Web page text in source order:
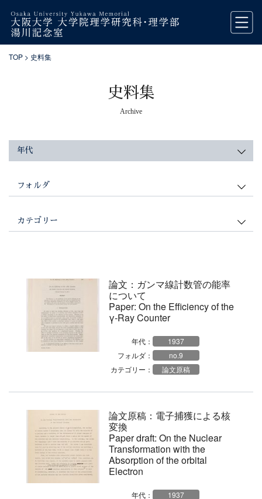
TOP > 史料集
史料集
Archive
年代
フォルダ
カテゴリー
論文：ガンマ線計数管の能率
について
Paper: On the Efficiency of the
γ-Ray Counter
年代：
1937
フォルダ：
no.9
カテゴリー：
論文原稿
論文原稿：電子捕獲による核
変換
Paper draft: On the Nuclear
Transformation with the
Absorption of the orbital
Electron
年代：
1937